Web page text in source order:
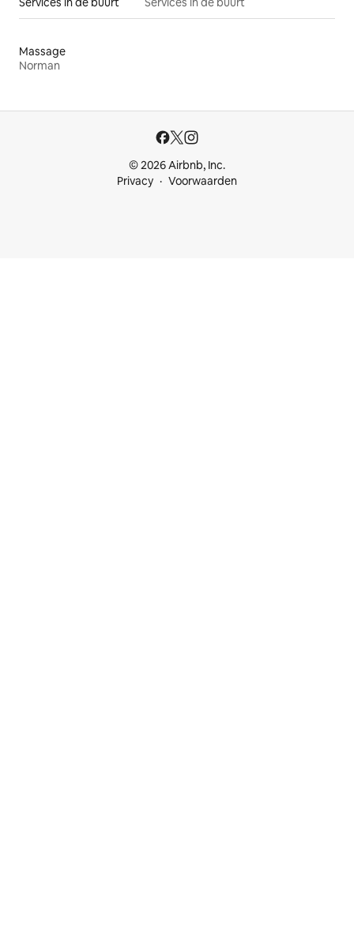
Massage
Norman
© 2026 Airbnb, Inc.
Privacy
Voorwaarden